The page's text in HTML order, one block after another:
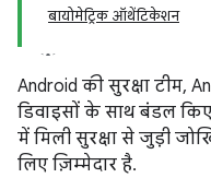
बायोमेट्रिक ऑथेंटिकेशन
Android की सुरक्षा टीम,
डिवाइसों के साथ बंडल
में मिली सुरक्षा से जुड़ी
लिए ज़िम्मेदार है.